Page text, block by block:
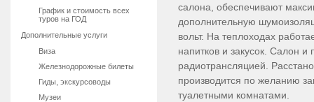
салона, обеспечивают
дополнительную
вольт. На теплоходах
напитков и закусок. Салон
радиотрансляцией.
производится по желанию
туалетными комнатами.
График и стоимость всех
туров на ГОД
Дополнительные услуги
Виза
Железнодорожные билеты
Гиды, экскурсоводы
Музеи